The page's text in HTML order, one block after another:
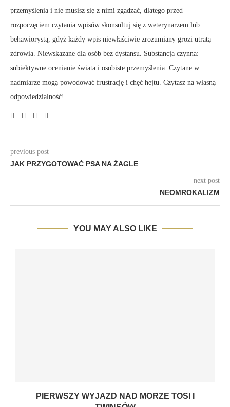
przemyślenia i nie musisz się z nimi zgadzać, dlatego przed
rozpoczęciem czytania wpisów skonsultuj się z weterynarzem lub
behawiorystą, gdyż każdy wpis niewłaściwie zrozumiany grozi utratą
zdrowia. Niewskazane dla osób bez dystansu. Substancja czynna:
subiektywne ocenianie świata i osobiste przemyślenia. Czytane w
nadmiarze mogą powodować frustrację i chęć hejtu. Czytasz na własną
odpowiedzialność!
previous post
JAK PRZYGOTOWAĆ PSA NA ŻAGLE
next post
NEOMROKALIZM
YOU MAY ALSO LIKE
PIERWSZY WYJAZD NAD MORZE TOSI I